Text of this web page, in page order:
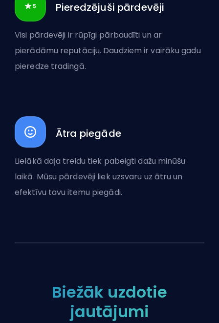
Pieredzējuši pārdevēji
Visi pārdevēji ir rūpīgi pārbaudīti un ar
pierādāmu reputāciju. Daudziem ir vairāku gadu
pieredze tradingā.
Ātra piegāde
Lielākā daļa treidu tiek pabeigti dažu minūšu
laikā. Mūsu pārdevēji liek uzsvaru uz ātru un
efektīvu tavu itemu piegādi.
Biežāk uzdotie
jautājumi